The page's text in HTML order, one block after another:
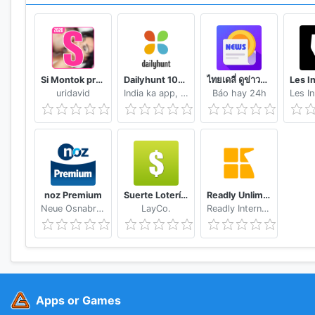
Ab Android 6:
✗ Kontakte: Check, ob ein autorisiertes Google-
✗ Standort: Um ortsbezogene Daten wie z.B. den
✗ Speicher: Für Download-to-Go. Mit dieser
lesen.
Bis Android 5.1:
✗ In App-Käufe: Um zu erkennen, ob "werbefrei"
✗ Standort: Um ortsbezogene Daten wie z.B. den
✗ Fotos/Medien/Dateien: Diese Daten werden für
Ihrem Gerät speichern und im Offline-Modus lesen.
✗ WLAN-Verbindungsinformationen: Um die Video-
✗ Vollständiger Internetzugriff: Um Ihnen
Internet laden.
✗ Netzwerkstatus: Um die Video-Qualität an Ihre
✗ Standby Modus verhindern: Ist für das
✗ Pairing mit Bluetooth-Geräten: Für die Anbindung
Si Montok premium vpn +18 guide
uridavid
Dailyhunt 100% Indian App for News & Videos
India ka app, India ke liye!
ไทยเดลี่ ดูข่าวดูวิดีโอสร้างรายได้
Báo hay 24h
noz Premium
Neue Osnabruecker Zeitung
Suerte Lotería Resultado de la Lotería de Panamá
LayCo.
Readly Unlimited Magazine Reading
Readly International
Apps or Games